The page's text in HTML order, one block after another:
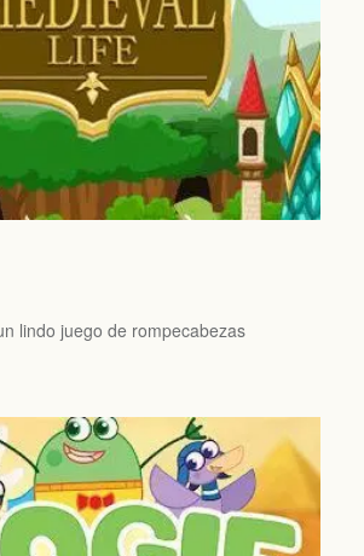
lindo juego de rompecabezas